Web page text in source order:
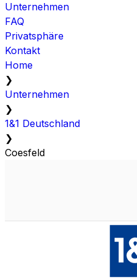
Unternehmen
FAQ
Privatsphäre
Kontakt
Home
❯
Unternehmen
❯
1&1 Deutschland
❯
Coesfeld